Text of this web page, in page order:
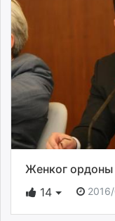
Женког ордоны
14